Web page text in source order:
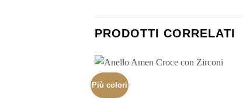
PRODOTTI CORRELATI
Più colori